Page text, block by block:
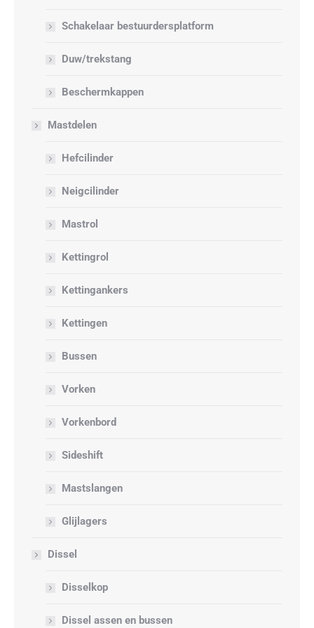
Schakelaar bestuurdersplatform
Duw/trekstang
Beschermkappen
Mastdelen
Hefcilinder
Neigcilinder
Mastrol
Kettingrol
Kettingankers
Kettingen
Bussen
Vorken
Vorkenbord
Sideshift
Mastslangen
Glijlagers
Dissel
Disselkop
Dissel assen en bussen